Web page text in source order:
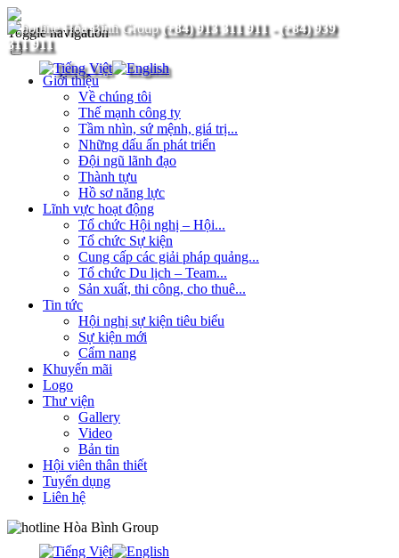
(+84) 913 311 911- (+84) 939
311 911
Toggle navigation
Giới thiệu
Về chúng tôi
Thế mạnh công ty
Tầm nhìn, sứ mệnh, giá trị...
Những dấu ấn phát triển
Đội ngũ lãnh đạo
Thành tựu
Hồ sơ năng lực
Lĩnh vực hoạt động
Tổ chức Hội nghị – Hội...
Tổ chức Sự kiện
Cung cấp các giải pháp quảng...
Tổ chức Du lịch – Team...
Sản xuất, thi công, cho thuê...
Tin tức
Hội nghị sự kiện tiêu biểu
Sự kiện mới
Cẩm nang
Khuyến mãi
Logo
Thư viện
Gallery
Video
Bản tin
Hội viên thân thiết
Tuyển dụng
Liên hệ